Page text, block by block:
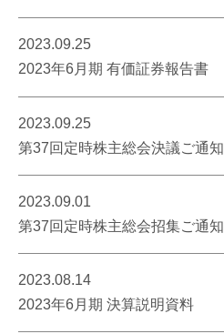
2023.09.25
2023年6月期 有価証券報告書
2023.09.25
第37回定時株主総会決議ご通知
2023.09.01
第37回定時株主総会招集ご通知
2023.08.14
2023年6月期 決算説明資料